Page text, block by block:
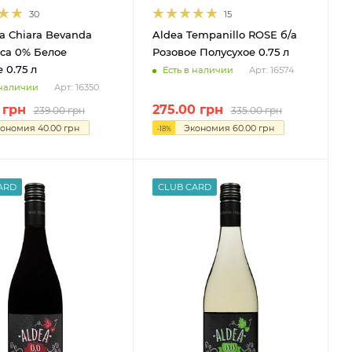
30
Chiara Bevanda
0% Белое
0.75 л
Арт.: 16350
239.00грн
40.00грн
15
Aldea Tempanillo ROSE б/а
Розовое Полусухое 0.75 л
Есть в наличии Арт.: 16574
275.00грн 335.00грн
-18% Экономия 60.00грн
CLUB CARD